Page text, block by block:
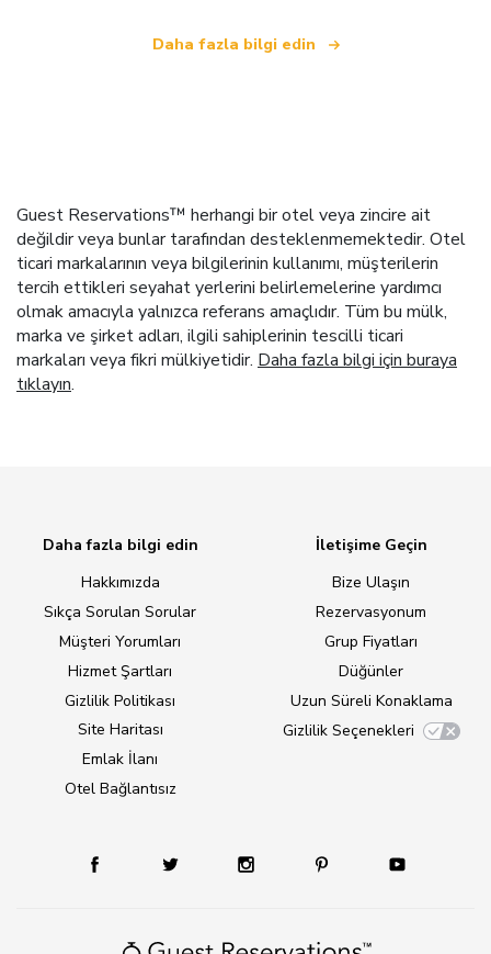
Daha fazla bilgi edin
Guest Reservations™ herhangi bir otel veya zincire ait
değildir veya bunlar tarafından desteklenmemektedir. Otel
ticari markalarının veya bilgilerinin kullanımı, müşterilerin
tercih ettikleri seyahat yerlerini belirlemelerine yardımcı
olmak amacıyla yalnızca referans amaçlıdır. Tüm bu mülk,
marka ve şirket adları, ilgili sahiplerinin tescilli ticari
markaları veya fikri mülkiyetidir. Daha fazla bilgi için buraya
tıklayın.
Daha fazla bilgi edin
Hakkımızda
Sıkça Sorulan Sorular
Müşteri Yorumları
Hizmet Şartları
Gizlilik Politikası
Site Haritası
Emlak İlanı
Otel Bağlantısız
İletişime Geçin
Bize Ulaşın
Rezervasyonum
Grup Fiyatları
Düğünler
Uzun Süreli Konaklama
Gizlilik Seçenekleri